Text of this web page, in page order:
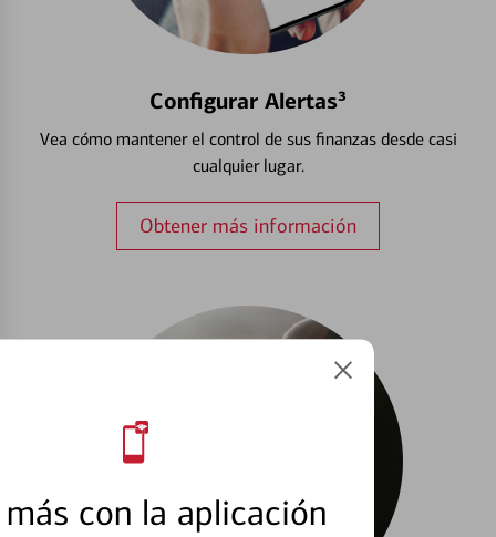
con la aplicación
Configurar Alertas³
Vea cómo mantener el control de sus finanzas desde casi
cualquier lugar.
Obtener más información